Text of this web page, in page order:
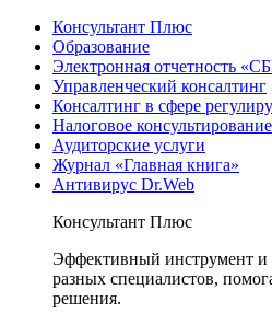
Консультант Плюс
Образование
Электронная отчетность
Управленческий консалтинг
Консалтинг в сфере
Налоговое консультирование
Аудиторские услуги
Журнал «Главная книга»
Антивирус Dr.Web
Консультант Плюс
Эффективный инструмент
разных специалистов,
решения.